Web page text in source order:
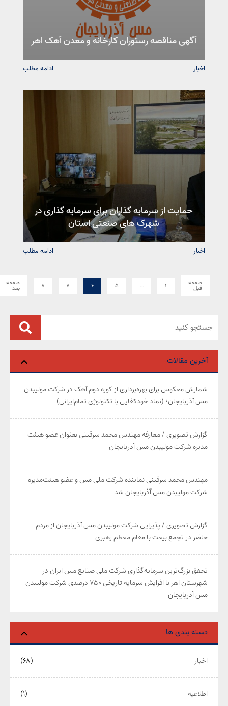
آخرین مقالات
شمارش معکوس برای بهره‌برداری از کوره دوم آهک در شرکت مولیبدن
مس آذربایجان؛ (نماد خودکفایی با تکنولوژی تمام‌ایرانی)
گزارش تصویری / معارفه مهندس محمد سرقینی بعنوان عضو هیئت‌
مدیره شرکت مولیبدن مس آذربایجان
مهندس محمد سرقینی نماینده شرکت ملی مس و عضو هیئت‌مدیره
شرکت مولیبدن مس آذربایجان شد
گزارش تصویری / پذیرایی شرکت مولیبدن مس آذربایجان از مردم
حاضر در تجمع بیعت با مقام معظم رهبری
تحقق بزرگ‌ترین سرمایه‌گذاری شرکت ملی صنایع مس ایران در
شهرستان اهر با افزایش سرمایه تاریخی ۷۵۰ درصدی شرکت مولیبدن
مس آذربایجان
دسته بندی ها
اخبار (۶۸)
اطلاعیه (۱)
آگهی مناقصه رستوران کارخانه و معدن آهک اهر
اخبار ادامه مطلب
حمایت از سرمایه گذاران برای سرمایه گذاری در
شهرک های صنعتی استان
اخبار ادامه مطلب
صفحه
قبل ۱ … ۵ ۶ ۷ ۸ صفحه
بعد